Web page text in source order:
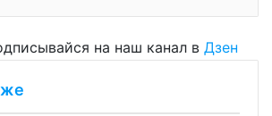
на наш канал в Дзен